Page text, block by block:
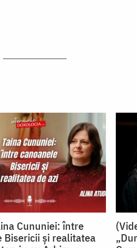
Cununiei: între
Bisericii și realitatea